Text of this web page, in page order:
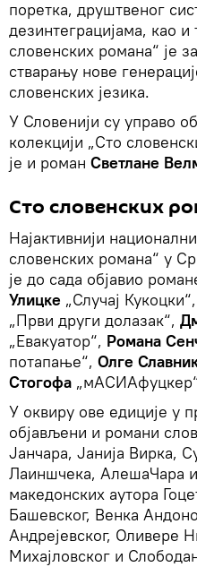
поретка, друштвеног
дезинтеграцијама, као и
словенских романа“ је
стварању нове
словенских језика.
У Словенији су управо
колекцији „Сто
је и роман Светлане
Сто словенских
Најактивнији
словенских романа“ у
је до сада објавио
Улицке „Случај Кукоцки“,
„Први други долазак“,
„Евакуатор“, Романа
потапање“, Олге
Стогофа
У оквиру ове едиције у
објављени и романи
Јанчара, Јанија Вирка,
Лаиншчека, АлешаЧара
македонских аутора
Башевског, Венка
Андрејевског, Оливере
Михајловског и